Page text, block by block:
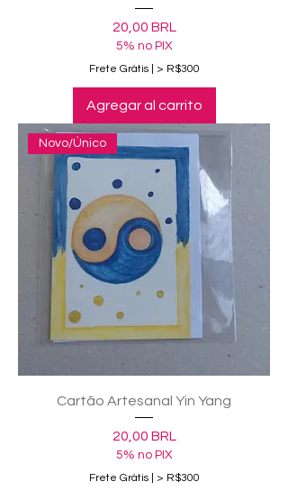
Precio
20,00 BRL
5% no PIX
Frete Grátis | > R$300
Agregar al carrito
Novo/Único
Cartão Artesanal Yin Yang
Precio
20,00 BRL
5% no PIX
Frete Grátis | > R$300